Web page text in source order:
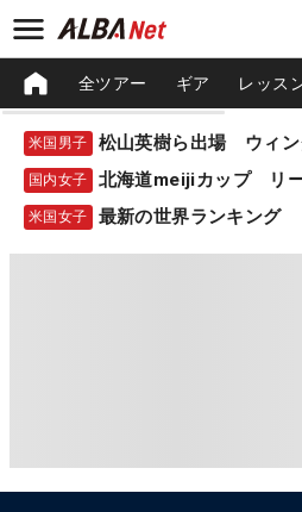
全ツアー ギア レッス
米国男子
国内女子 北海道meijiカップ リ
米国女子 最新の世界ランキング